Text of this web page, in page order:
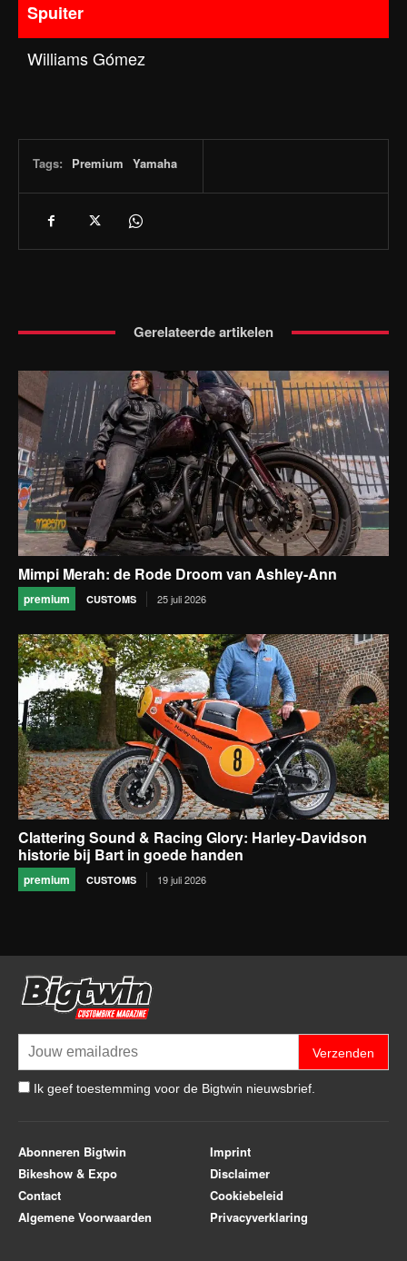
Spuiter
Williams Gómez
Tags: Premium Yamaha
Gerelateerde artikelen
Mimpi Merah: de Rode Droom van Ashley-Ann
premium CUSTOMS 25 juli 2026
Clattering Sound & Racing Glory: Harley-Davidson
historie bij Bart in goede handen
premium CUSTOMS 19 juli 2026
Verzenden
Ik geef toestemming voor de Bigtwin nieuwsbrief.
Abonneren Bigtwin
Bikeshow & Expo
Contact
Algemene Voorwaarden
Imprint
Disclaimer
Cookiebeleid
Privacyverklaring